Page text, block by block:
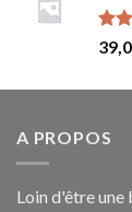
Note
A PROPOS
Loin d'être une